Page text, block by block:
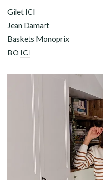
Gilet ICI
Jean Damart
Baskets Monoprix
BO ICI